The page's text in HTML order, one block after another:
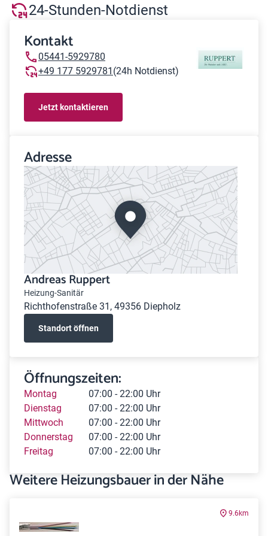
24-Stunden-Notdienst
Kontakt
05441-5929780
+49 177 5929781 (24h Notdienst)
Jetzt kontaktieren
Adresse
Andreas Ruppert
Heizung-Sanitär
Richthofenstraße 31, 49356 Diepholz
Standort öffnen
Öffnungszeiten:
Montag
07:00 - 22:00 Uhr
Dienstag
07:00 - 22:00 Uhr
Mittwoch
07:00 - 22:00 Uhr
Donnerstag
07:00 - 22:00 Uhr
Freitag
07:00 - 22:00 Uhr
Weitere Heizungsbauer in der Nähe
9.6km